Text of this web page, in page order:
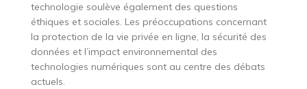
technologie soulève également des questions
éthiques et sociales. Les préoccupations concernant
la protection de la vie privée en ligne, la sécurité des
données et l’impact environnemental des
technologies numériques sont au centre des débats
actuels.